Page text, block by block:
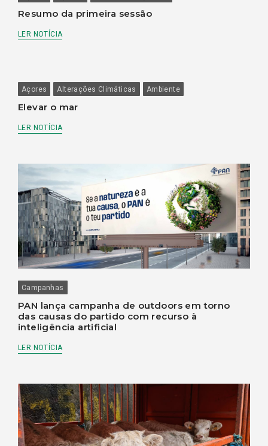
Resumo da primeira sessão
LER NOTÍCIA
Açores Alterações Climáticas Ambiente
Elevar o mar
LER NOTÍCIA
Campanhas
PAN lança campanha de outdoors em torno
das causas do partido com recurso à
inteligência artificial
LER NOTÍCIA